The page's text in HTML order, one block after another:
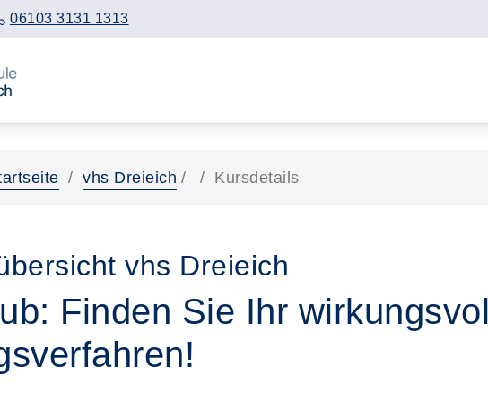
06103 3131 1313
vhs Dreieich Kursdetails
vhs Dreieich
Finden Sie Ihr